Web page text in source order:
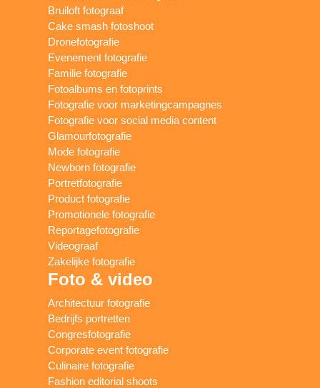
Bruiloft fotograaf
Cake smash fotoshoot
Dronefotografie
Evenement fotografie
Familie fotografie
Fotoalbums en fotoprints
Fotografie voor marketingcampagnes
Fotografie voor social media content
Glamourfotografie
Mode fotografie
Newborn fotografie
Portretfotografie
Product fotografie
Promotionele fotografie
Reportagefotografie
Videograaf
Zakelijke fotografie
Foto & video
Architectuur fotografie
Bedrijfs portretten
Congresfotografie
Corporate event fotografie
Culinaire fotografie
Fashion editorial shoots